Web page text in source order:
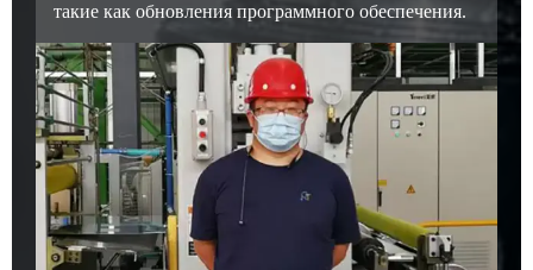
такие как обновления программного обеспечения.